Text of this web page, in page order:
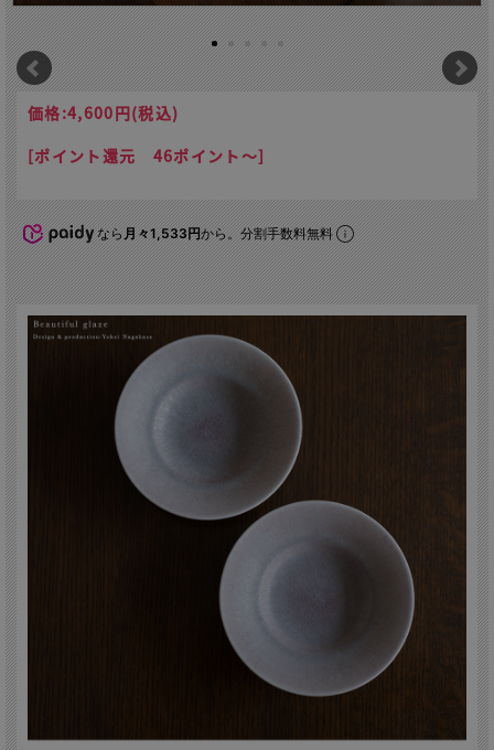
価格:4,600円(税込)
[ポイント還元 46ポイント～]
なら月々1,533円から。分割手数料無料